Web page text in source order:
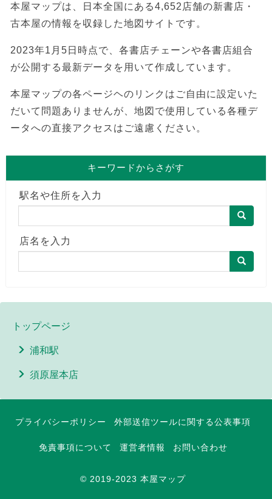
本屋マップは、日本全国にある4,652店舗の新書店・
古本屋の情報を収録した地図サイトです。
2023年1月5日時点で、各書店チェーンや各書店組合
が公開する最新データを用いて作成しています。
本屋マップの各ページヘのリンクはご自由に設定いた
だいて問題ありませんが、地図で使用している各種デ
ータへの直接アクセスはご遠慮ください。
キーワードからさがす
駅名や住所を入力
店名を入力
トップページ
浦和駅
須原屋本店
プライバシーポリシー 外部送信ツールに関する公表事項
免責事項について 運営者情報 お問い合わせ
© 2019-2023 本屋マップ